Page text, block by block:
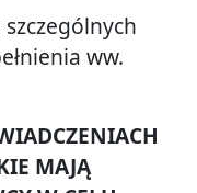
ww.
MAJĄ